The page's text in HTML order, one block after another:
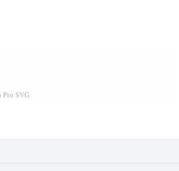
Pro SVG